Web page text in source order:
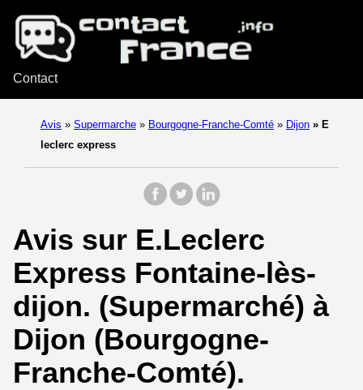
Contact
Avis » Supermarche » Bourgogne-Franche-Comté » Dijon » E
leclerc express
Avis sur E.Leclerc
Express Fontaine-lès-
dijon. (Supermarché) à
Dijon (Bourgogne-
Franche-Comté).